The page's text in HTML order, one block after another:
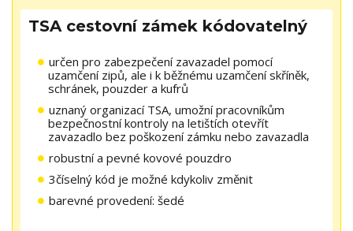
TSA cestovní zámek kódovatelný
určen pro zabezpečení zavazadel pomocí
uzamčení zipů, ale i k běžnému uzamčení skříněk,
schránek, pouzder a kufrů
uznaný organizací TSA, umožní pracovníkům
bezpečnostní kontroly na letištích otevřít
zavazadlo bez poškození zámku nebo zavazadla
robustní a pevné kovové pouzdro
3číselný kód je možné kdykoliv změnit
barevné provedení: šedé